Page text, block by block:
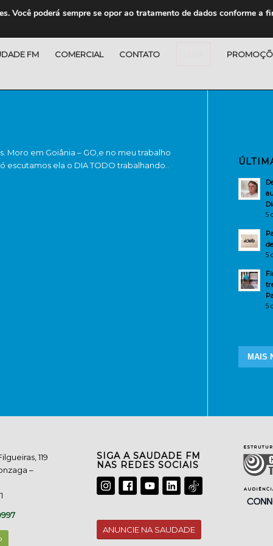
FM COMERCIAL CONTATO
Moro em Goiânia – GO,e no meu trabalho
escutamos ela o DIA TODO trabalhando..
5
5
5
MAIS
119
–
SIGA A SAUDADE FM
NAS REDES SOCIAIS
ANUNCIE NA SAUDADE
Você poderá sempre se opor ao tratamento de dados conforme a